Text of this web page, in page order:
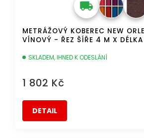
METRÁŽOVÝ KOBEREC NEW
VÍNOVÝ - ŘEZ ŠÍŘE 4 M X
SKLADEM, IHNED K ODESLÁNÍ
1 802 Kč
DETAIL